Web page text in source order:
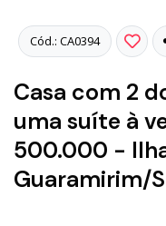
Cód.: CA0394
Casa com 2
uma suíte à
500.000 -
Guaramirim/